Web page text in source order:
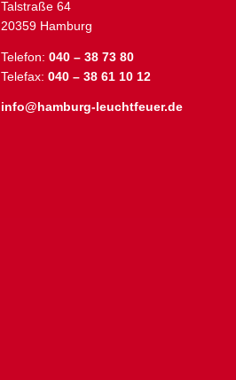
Talstraße 64
20359 Hamburg
Telefon: 040 – 38 73 80
Telefax: 040 – 38 61 10 12
info@hamburg-leuchtfeuer.de